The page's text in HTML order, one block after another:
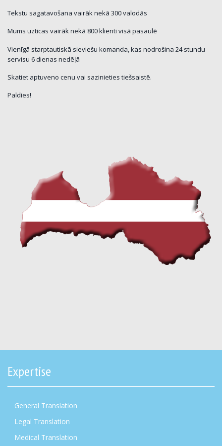
Tekstu sagatavošana vairāk nekā 300 valodās
Mums uzticas vairāk nekā 800 klienti visā pasaulē
Vienīgā starptautiskā sieviešu komanda, kas nodrošina 24 stundu
servisu 6 dienas nedēļā
Skatiet aptuveno cenu vai sazinieties tiešsaistē.
Paldies!
Expertise
General Translation
Legal Translation
Medical Translation